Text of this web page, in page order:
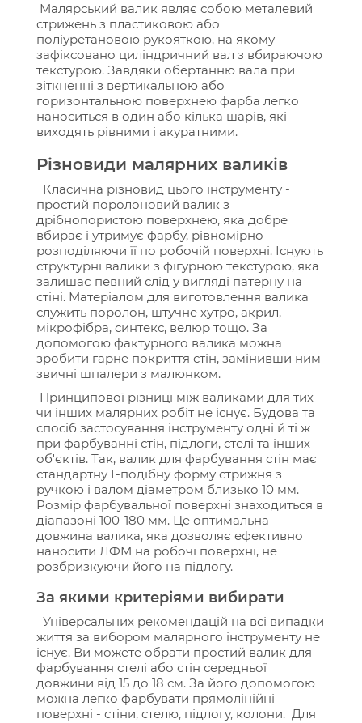
Малярський валик являє собою металевий
стрижень з пластиковою або
поліуретановою рукояткою, на якому
зафіксовано циліндричний вал з вбираючою
текстурою. Завдяки обертанню вала при
зіткненні з вертикальною або
горизонтальною поверхнею фарба легко
наноситься в один або кілька шарів, які
виходять рівними і акуратними.
Різновиди малярних валиків
Класична різновид цього інструменту -
простий поролоновий валик з
дрібнопористою поверхнею, яка добре
вбирає і утримує фарбу, рівномірно
розподіляючи її по робочій поверхні. Існують
структурні валики з фігурною текстурою, яка
залишає певний слід у вигляді патерну на
стіні. Матеріалом для виготовлення валика
служить поролон, штучне хутро, акрил,
мікрофібра, синтекс, велюр тощо. За
допомогою фактурного валика можна
зробити гарне покриття стін, замінивши ним
звичні шпалери з малюнком.
Принципової різниці між валиками для тих
чи інших малярних робіт не існує. Будова та
спосіб застосування інструменту одні й ті ж
при фарбуванні стін, підлоги, стелі та інших
об'єктів. Так, валик для фарбування стін має
стандартну Г-подібну форму стрижня з
ручкою і валом діаметром близько 10 мм.
Розмір фарбувальної поверхні знаходиться в
діапазоні 100-180 мм. Це оптимальна
довжина валика, яка дозволяє ефективно
наносити ЛФМ на робочі поверхні, не
розбризкуючи його на підлогу.
За якими критеріями вибирати
Універсальних рекомендацій на всі випадки
життя за вибором малярного інструменту не
існує. Ви можете обрати простий валик для
фарбування стелі або стін середньої
довжини від 15 до 18 см. За його допомогою
можна легко фарбувати прямолінійні
поверхні - стіни, стелю, підлогу, колони. Для